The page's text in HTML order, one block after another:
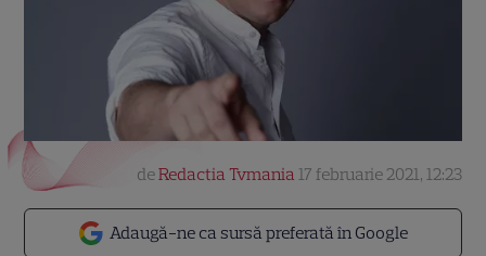
Adaugă-ne ca sursă preferată în Google
deRedactia Tvmania 17 februarie 2021, 12:23